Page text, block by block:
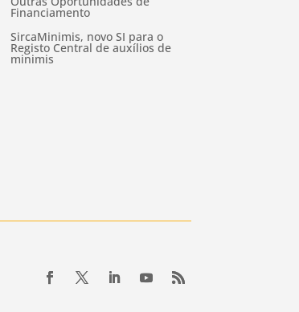
Financiamento
SircaMinimis, novo SI para o
Registo Central de auxílios de
minimis